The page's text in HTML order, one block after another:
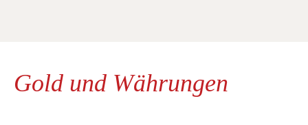
Gold und Währungen